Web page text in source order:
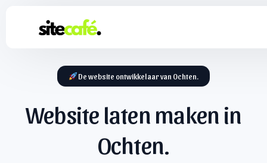
De website ontwikkelaar van Ochten.
Website laten maken in
Ochten.